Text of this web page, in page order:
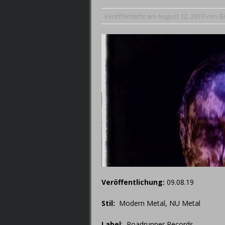
September 7,
Veröffentlicht am August 12, 2019von
Veröffentlichung: 09.08.19
Stil: Modern Metal, NU Metal